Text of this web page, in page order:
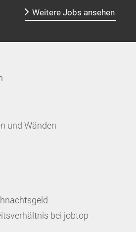
Weitere Jobs ansehen
und Wänden
bei jobtop